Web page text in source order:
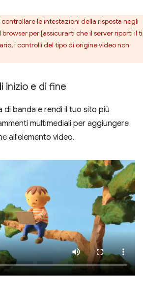
le intestazioni della risposta negli
per [assicurarti che il server riporti il
i controlli del tipo di origine video non
inizio e di fine
di banda e rendi il tuo sito più
multimediali per aggiungere
all'elemento video.